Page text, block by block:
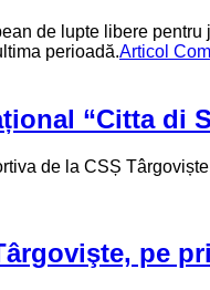
de lupte libere
perioadă.Articol
“Citta di
de la CSȘ
pe